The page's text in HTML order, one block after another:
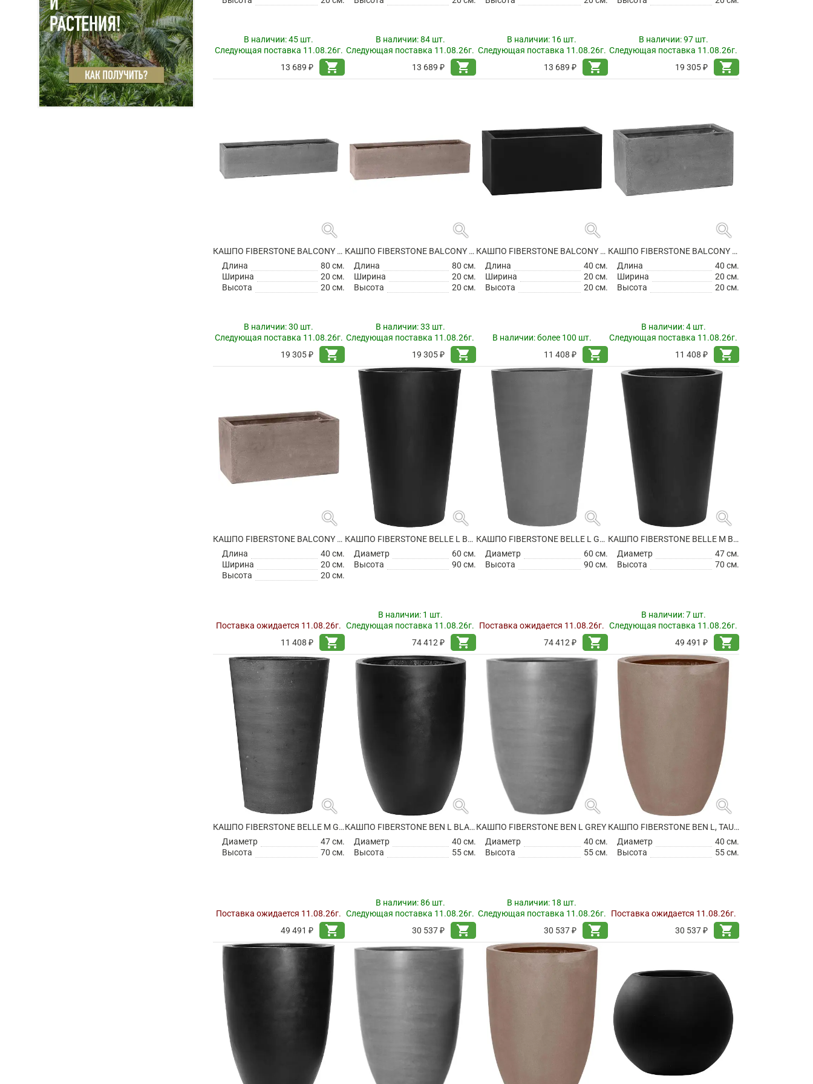
В наличии:45 шт.
Следующая поставка 11.08.26г.
13 689 ₽
shopping_cart
В наличии:84 шт.
Следующая поставка 11.08.26г.
13 689 ₽
shopping_cart
В наличии: 16 шт.
Следующая поставка 11.08.26г.
13 689 ₽
shopping_cart
В наличии:97 шт.
Следующая поставка 11.08.26г.
19 305 ₽
shopping_cart
search
КАШПО FIBERSTONE BALCONY XL GREY
Длина
80 см.
Ширина
20 см.
Высота
20 см.
В наличии:30 шт.
Следующая поставка 11.08.26г.
19 305 ₽
shopping_cart
search
КАШПО FIBERSTONE BALCONY XL, TAUPE
Длина
80 см.
Ширина
20 см.
Высота
20 см.
В наличии:33 шт.
Следующая поставка 11.08.26г.
19 305 ₽
shopping_cart
search
КАШПО FIBERSTONE BALCONY XS BLACK
Длина
40 см.
Ширина
20 см.
Высота
20 см.
В наличии:более 100 шт.
11 408 ₽
shopping_cart
search
КАШПО FIBERSTONE BALCONY XS GREY
Длина
40 см.
Ширина
20 см.
Высота
20 см.
В наличии:4 шт.
Следующая поставка 11.08.26г.
11 408 ₽
shopping_cart
search
КАШПО FIBERSTONE BALCONY XS, TAUPE
Длина
40 см.
Ширина
20 см.
Высота
20 см.
Поставка ожидается 11.08.26г.
11 408 ₽
shopping_cart
search
КАШПО FIBERSTONE BELLE L BLACK
Диаметр
60 см.
Высота
90 см.
В наличии: 1 шт.
Следующая поставка 11.08.26г.
74 412 ₽
shopping_cart
search
КАШПО FIBERSTONE BELLE L GREY
Диаметр
60 см.
Высота
90 см.
Поставка ожидается 11.08.26г.
74 412 ₽
shopping_cart
search
КАШПО FIBERSTONE BELLE M BLACK
Диаметр
47 см.
Высота
70 см.
В наличии:7 шт.
Следующая поставка 11.08.26г.
49 491 ₽
shopping_cart
search
КАШПО FIBERSTONE BELLE M GREY
Диаметр
47 см.
Высота
70 см.
Поставка ожидается 11.08.26г.
49 491 ₽
shopping_cart
search
КАШПО FIBERSTONE BEN L BLACK
Диаметр
40 см.
Высота
55 см.
В наличии:86 шт.
Следующая поставка 11.08.26г.
30 537 ₽
shopping_cart
search
КАШПО FIBERSTONE BEN L GREY
Диаметр
40 см.
Высота
55 см.
В наличии: 18 шт.
Следующая поставка 11.08.26г.
30 537 ₽
shopping_cart
search
КАШПО FIBERSTONE BEN L, TAUPE
Диаметр
40 см.
Высота
55 см.
Поставка ожидается 11.08.26г.
30 537 ₽
shopping_cart